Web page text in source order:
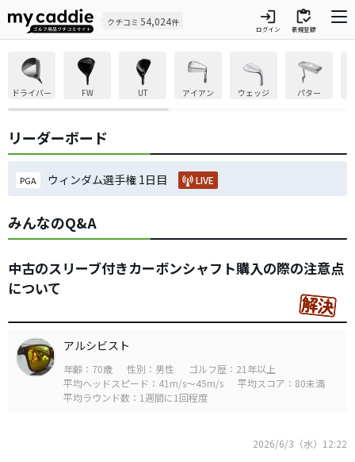
クチコミ 54,024件 login
ログイン
inventory
新規登録
ドライバー FW UT アイアン ウェッジ パター
リーダーボード
PGA ウィンダム選手権 1日目 LIVE
みんなのQ&A
中古のスリーブ付きカーボンシャフト購入の際の注意点
について
アルシビスト
年齢：70歳 性別：男性
ゴルフ歴：21年以上
平均ヘッドスピード：41m/s～45m/s
平均スコア：80未満
平均ラウンド数：1週間に1回程度
2026/6/3（水）12:22